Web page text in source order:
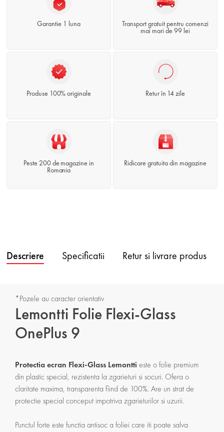
Garantie 1 luna
Transport gratuit pentru comenzi
mai mari de 99 lei
Produse 100% originale Retur în 14 zile
Peste 200 de magazine in
Romania
Ridicare gratuita din magazine
Descriere Specificatii Retur si livrare produs
*Pozele au caracter orientativ
Lemontti Folie Flexi-Glass
OnePlus 9
Protectia ecran Flexi-Glass Lemontti este o folie premium
din plastic special, rezistenta la zgarieturi si socuri. Ofera o
claritate maxima, transparenta fiind de 100%. Are un strat de
protectie special conceput impotriva zgarieturilor si uzurii.
Punctul forte este functia antisoc a foliei care iti poate salva